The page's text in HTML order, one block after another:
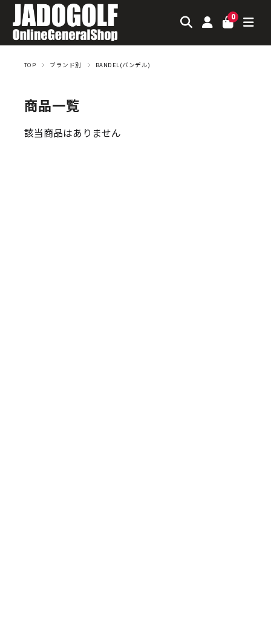
0
TOP ブランド別 BANDEL(バンデル)
商品一覧
該当商品はありません